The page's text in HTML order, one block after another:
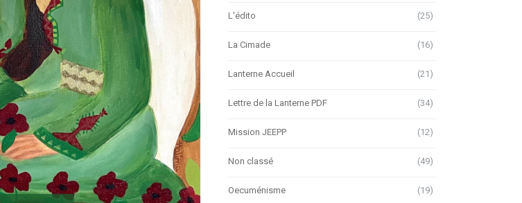
L'édito (25)
La Cimade (16)
Lanterne Accueil (21)
Lettre de la Lanterne PDF (34)
Mission JEEPP (12)
Non classé (49)
Oecuménisme (19)